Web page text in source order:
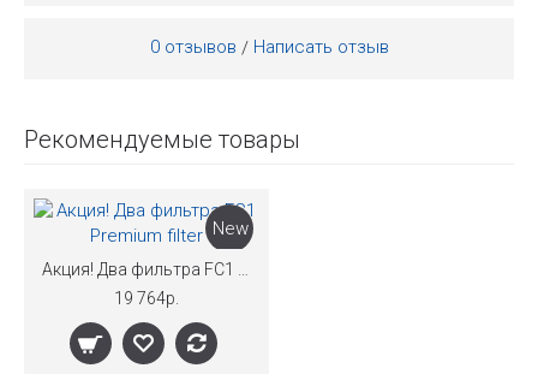
0 отзывов / Написать отзыв
Рекомендуемые товары
New
19 764р.